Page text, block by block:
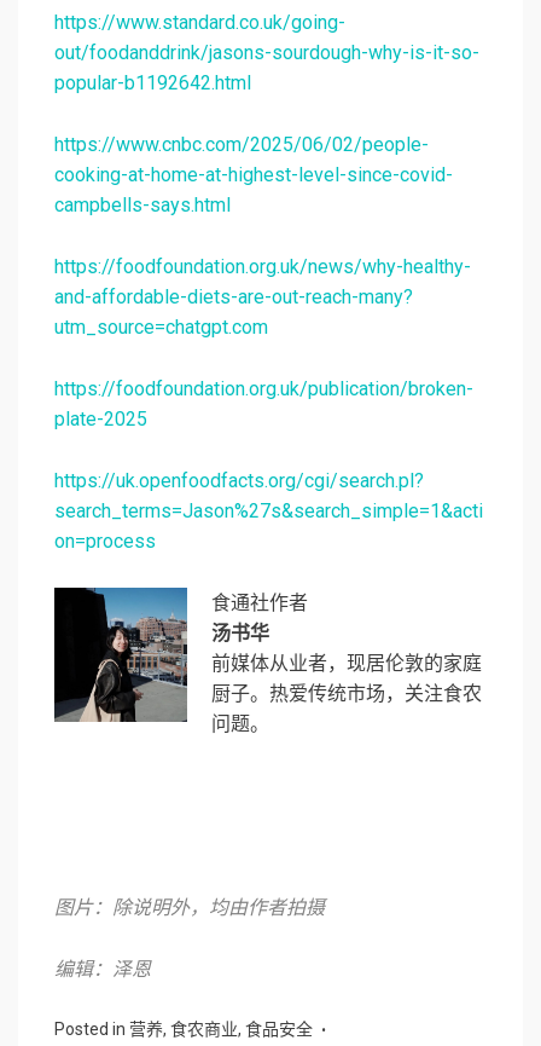
https://www.standard.co.uk/going-
out/foodanddrink/jasons-sourdough-why-is-it-so-
popular-b1192642.html
https://www.cnbc.com/2025/06/02/people-
cooking-at-home-at-highest-level-since-covid-
campbells-says.html
https://foodfoundation.org.uk/news/why-healthy-
and-affordable-diets-are-out-reach-many?
utm_source=chatgpt.com
https://foodfoundation.org.uk/publication/broken-
plate-2025
https://uk.openfoodfacts.org/cgi/search.pl?
search_terms=Jason%27s&search_simple=1&acti
on=process
食通社作者
汤书华
前媒体从业者，现居伦敦的家庭
厨子。热爱传统市场，关注食农
问题。
图片：除说明外，均由作者拍摄
编辑：泽恩
Posted in 营养, 食农商业, 食品安全